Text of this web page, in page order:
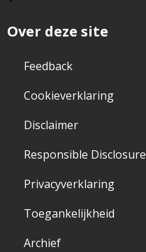
Over deze site
Feedback
Cookieverklaring
Disclaimer
Responsible Disclosure
Privacyverklaring
Toegankelijkheid
Archief